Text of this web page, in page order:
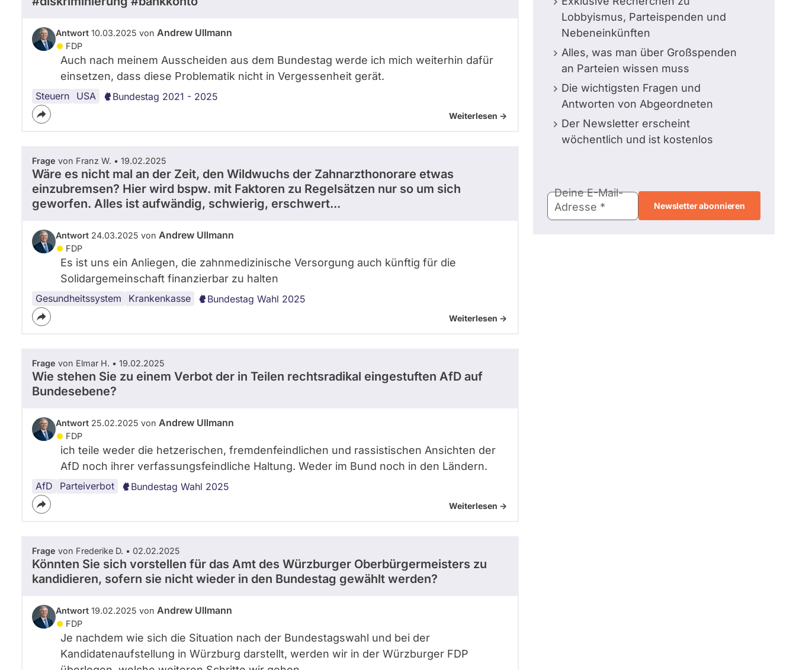
n
Antwort 10.03.2025 von Andrew Ullmann
FDP
Auch nach meinem Ausscheiden aus dem Bundestag werde ich mich weiterhin dafür
einsetzen, dass diese Problematik nicht in Vergessenheit gerät.
Steuern USA Bundestag 2021 - 2025
Weiterlesen ->
Frage von Franz W. • 19.02.2025
Wäre es nicht mal an der Zeit, den Wildwuchs der Zahnarzthonorare etwas
einzubremsen? Hier wird bspw. mit Faktoren zu Regelsätzen nur so um sich
geworfen. Alles ist aufwändig, schwierig, erschwert...
Antwort 24.03.2025 von Andrew Ullmann
FDP
Es ist uns ein Anliegen, die zahnmedizinische Versorgung auch künftig für die
Solidargemeinschaft finanzierbar zu halten
Gesundheitssystem Krankenkasse
Medizinische
Versorgung
Bundestag Wahl 2025
Weiterlesen ->
Frage von Elmar H. • 19.02.2025
Wie stehen Sie zu einem Verbot der in Teilen rechtsradikal eingestuften AfD auf
Bundesebene?
Antwort 25.02.2025 von Andrew Ullmann
FDP
ich teile weder die hetzerischen, fremdenfeindlichen und rassistischen Ansichten der
AfD noch ihrer verfassungsfeindliche Haltung. Weder im Bund noch in den Ländern.
AfD Parteiverbot Bundestag Wahl 2025
Weiterlesen ->
Frage von Frederike D. • 02.02.2025
Könnten Sie sich vorstellen für das Amt des Würzburger Oberbürgermeisters zu
kandidieren, sofern sie nicht wieder in den Bundestag gewählt werden?
Antwort 19.02.2025 von Andrew Ullmann
FDP
Je nachdem wie sich die Situation nach der Bundestagswahl und bei der
Kandidatenaufstellung in Würzburg darstellt, werden wir in der Würzburger FDP
Lobbyismus, Parteispenden und
Nebeneinkünften
Alles, was man über Großspenden
an Parteien wissen muss
Die wichtigsten Fragen und
Antworten von Abgeordneten
Der Newsletter erscheint
wöchentlich und ist kostenlos
Mail-
Adresse
Deine E-Mail-
Adresse